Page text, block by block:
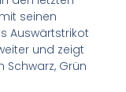
seinen
Auswärtstrikot
und zeigt
Grün